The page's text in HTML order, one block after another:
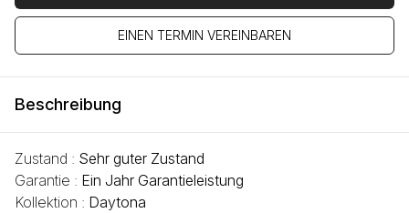
EINEN TERMIN VEREINBAREN
Beschreibung
Zustand : Sehr guter Zustand
Garantie : Ein Jahr Garantieleistung
Kollektion : Daytona